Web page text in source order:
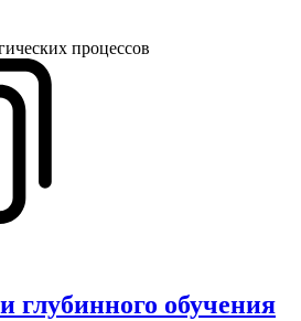
процессов
глубинного обучения